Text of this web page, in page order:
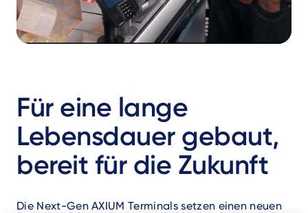
Für eine lange
Lebensdauer gebaut,
bereit für die Zukunft
Die Next-Gen AXIUM Terminals setzen einen neuen